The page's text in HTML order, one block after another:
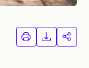
IMPRIMER
LA
LA